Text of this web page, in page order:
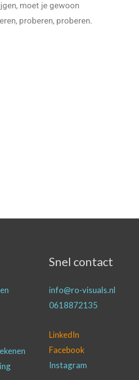
moet je gewoon
proberen, proberen.
Snel contact
info@ro-visuals.nl
0618872135
LinkedIn
Facebook
Instagram